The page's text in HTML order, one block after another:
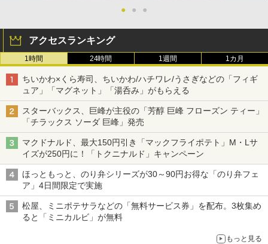
● ● ●
アクセスランキング
1時間 24時間 1週間 1カ月
ちいかわ×くら寿司、ちいかわ/ハチワレ/うさぎなどの「フィギ
ュア」「マグネット」「湯呑み」がもらえる
スターバックス、巨峰が主役の「芳醇 巨峰 フローズン ティー」
「チラックス ソーダ 巨峰」発売
マクドナルド、最大150円引き「マックフライポテト」M・Lサ
イズが250円に！「トクニナルド」キャンペーン
ほっともっと、のり弁シリーズが30～90円お得な「のり弁フェ
ア」4日間限定で実施
松屋、ミニポテサラなどの「無料サービス券」を配布。3枚集め
ると「ミニカルビ」が無料
もっと見る